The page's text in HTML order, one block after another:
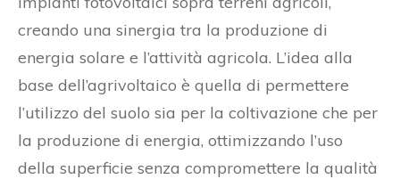
creando una sinergia tra la produzione di
energia solare e l’attività agricola. L’idea alla
base dell’agrivoltaico è quella di permettere
l’utilizzo del suolo sia per la coltivazione che per
la produzione di energia, ottimizzando l’uso
della superficie senza compromettere la qualità